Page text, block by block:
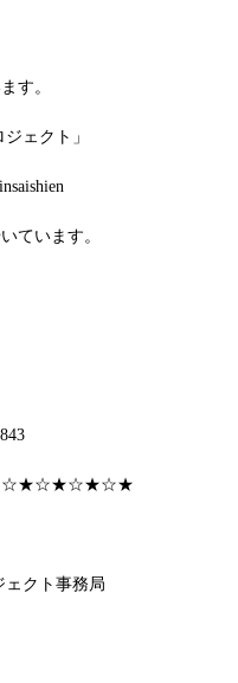
す。
ェクト」
ています。
ェクト事務局